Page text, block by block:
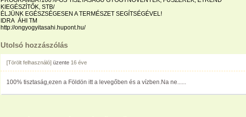
KIEGÉSZÍTŐK, STB/
ÉLJÜNK EGÉSZSÉGESEN A TERMÉSZET SEGÍTSÉGÉVEL!
IDRA ÁHI TM
http://ongyogyitasahi.hupont.hu/
Utolsó hozzászólás
[Törölt felhasználó] üzente 16 éve
100% tisztaság,ezen a Földön itt a levegőben és a vízben.Na ne......